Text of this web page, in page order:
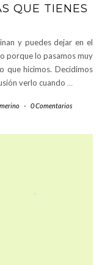
QUE TIENES
y puedes dejar en el
porque lo pasamos muy
que hicimos. Decidimos
verlo cuando …
- 0 Comentarios